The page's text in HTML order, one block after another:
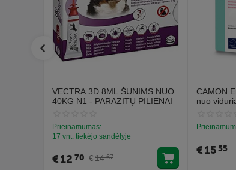
VECTRA 3D 8ML ŠUNIMS NUO
40KG N1 - PARAZITŲ PILIENAI
Prieinamumas:
17 vnt. tiekėjo sandėlyje
€14 67
€12 70
CAMON
nuo
€1555